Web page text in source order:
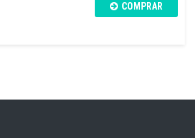
COMPRAR